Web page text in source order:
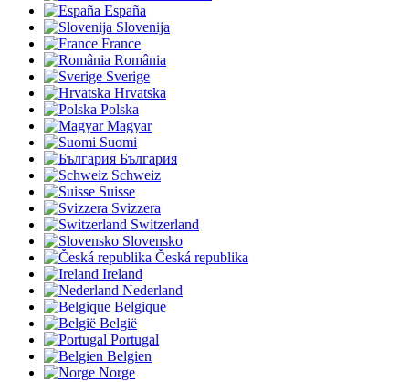
España
Slovenija
France
România
Sverige
Hrvatska
Polska
Magyar
Suomi
България
Schweiz
Suisse
Svizzera
Switzerland
Slovensko
Česká republika
Ireland
Nederland
Belgique
België
Portugal
Belgien
Norge